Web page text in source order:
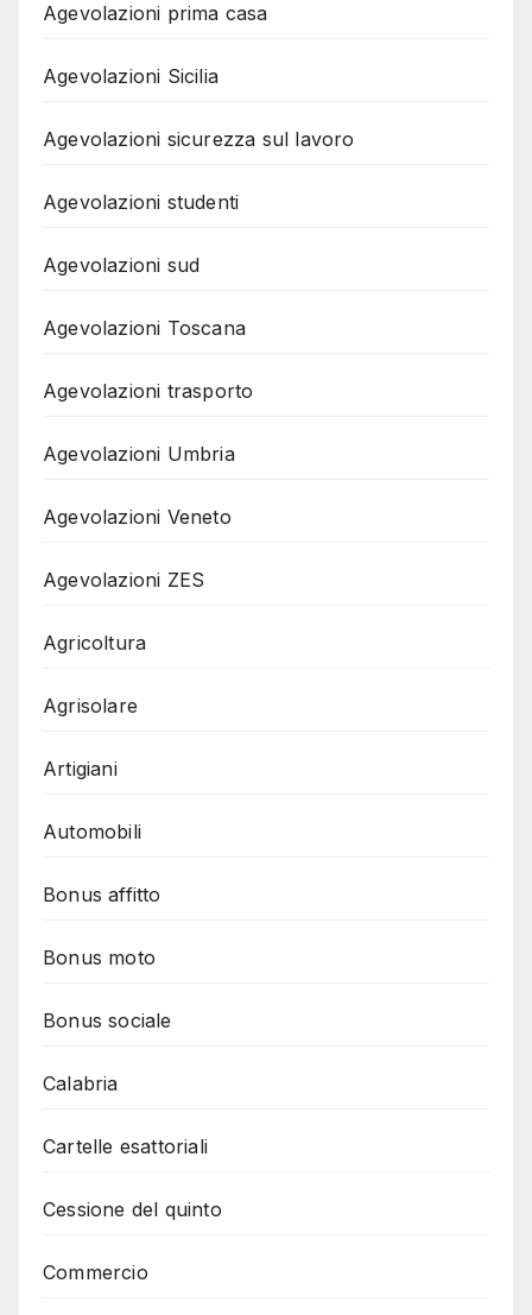
Agevolazioni prima casa
Agevolazioni Sicilia
Agevolazioni sicurezza sul lavoro
Agevolazioni studenti
Agevolazioni sud
Agevolazioni Toscana
Agevolazioni trasporto
Agevolazioni Umbria
Agevolazioni Veneto
Agevolazioni ZES
Agricoltura
Agrisolare
Artigiani
Automobili
Bonus affitto
Bonus moto
Bonus sociale
Calabria
Cartelle esattoriali
Cessione del quinto
Commercio